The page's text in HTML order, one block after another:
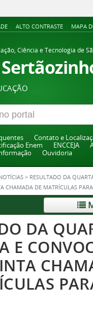
Acesso à
ALTO CONTRASTE MAPA
Ciência e Tecnologia de
Contato e
Enem ENCCEJA
Ouvidoria
> RESULTADO DA
CHAMADA DE MATRÍCULAS
DA
E